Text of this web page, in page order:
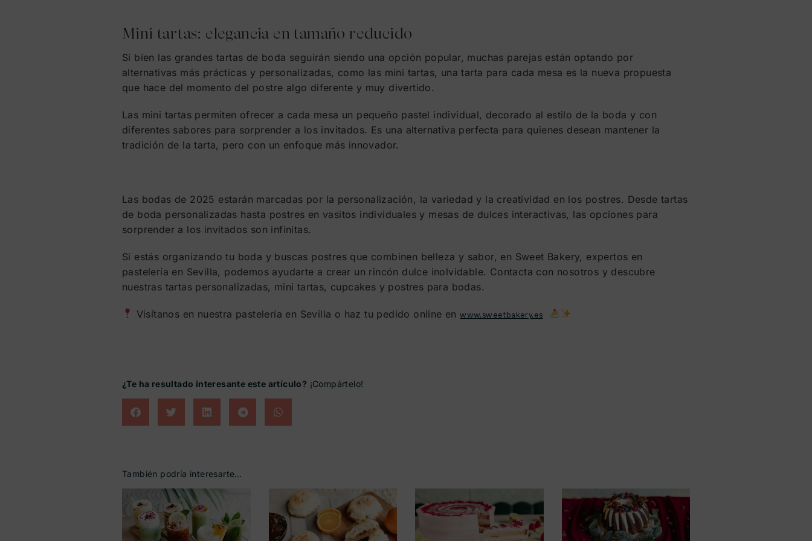
Mini tartas: elegancia en tamaño reducido
Si bien las grandes tartas de boda seguirán siendo una opción popular, muchas parejas están optando por
alternativas más prácticas y personalizadas, como las mini tartas, una tarta para cada mesa es la nueva propuesta
que hace del momento del postre algo diferente y muy divertido.
Las mini tartas permiten ofrecer a cada mesa un pequeño pastel individual, decorado al estilo de la boda y con
diferentes sabores para sorprender a los invitados. Es una alternativa perfecta para quienes desean mantener la
tradición de la tarta, pero con un enfoque más innovador.
Las bodas de 2025 estarán marcadas por la personalización, la variedad y la creatividad en los postres. Desde tartas
de boda personalizadas hasta postres en vasitos individuales y mesas de dulces interactivas, las opciones para
sorprender a los invitados son infinitas.
Si estás organizando tu boda y buscas postres que combinen belleza y sabor, en Sweet Bakery, expertos en
pastelería en Sevilla, podemos ayudarte a crear un rincón dulce inolvidable. Contacta con nosotros y descubre
nuestras tartas personalizadas, mini tartas, cupcakes y postres para bodas.
Visítanos en nuestra pastelería en Sevilla o haz tu pedido online enwww.sweetbakery.es
¿Te ha resultado interesante este artículo? ¡Compártelo!
También podría interesarte…